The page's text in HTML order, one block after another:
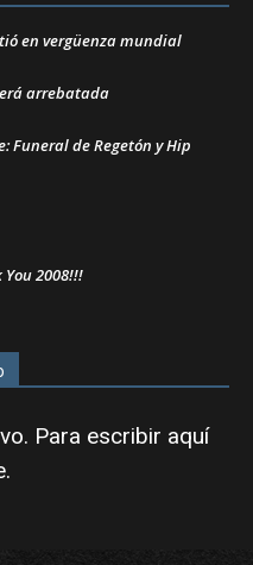
en vergüenza mundial
arrebatada
Funeral de Regetón y Hip
2008!!!
Para escribir aquí
.